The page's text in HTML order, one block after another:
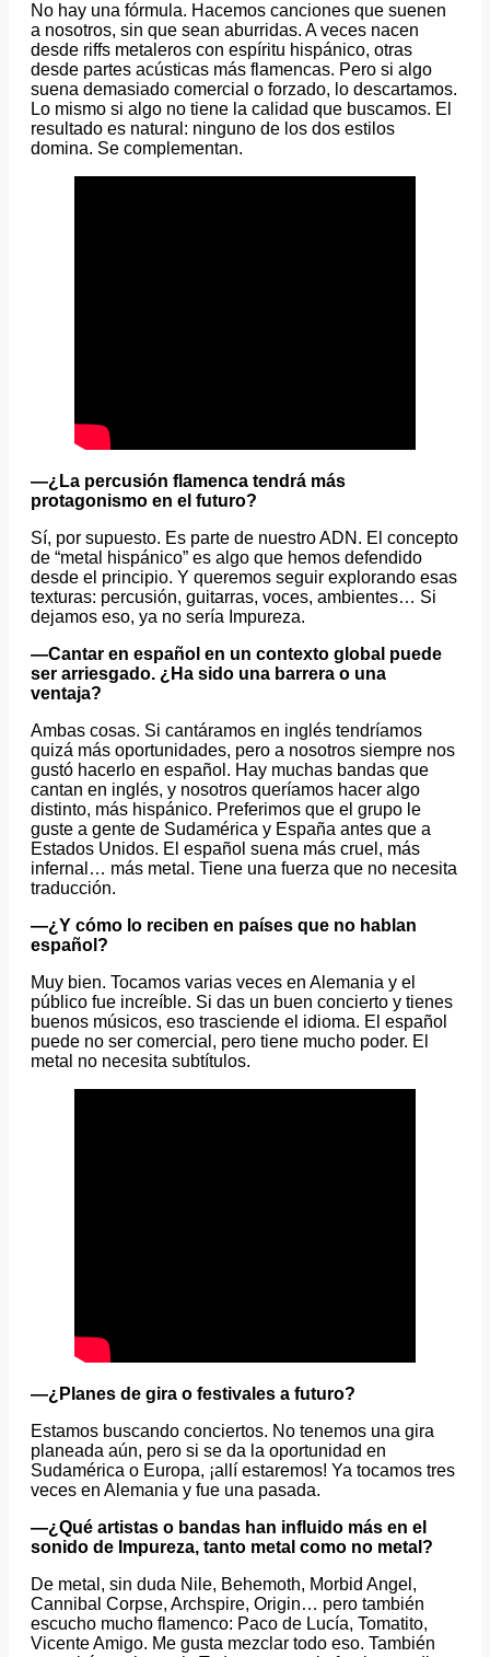
No hay una fórmula. Hacemos canciones que suenen
a nosotros, sin que sean aburridas. A veces nacen
desde riffs metaleros con espíritu hispánico, otras
desde partes acústicas más flamencas. Pero si algo
suena demasiado comercial o forzado, lo descartamos.
Lo mismo si algo no tiene la calidad que buscamos. El
resultado es natural: ninguno de los dos estilos
domina. Se complementan.
—¿La percusión flamenca tendrá más
protagonismo en el futuro?
Sí, por supuesto. Es parte de nuestro ADN. El concepto
de “metal hispánico” es algo que hemos defendido
desde el principio. Y queremos seguir explorando esas
texturas: percusión, guitarras, voces, ambientes… Si
dejamos eso, ya no sería Impureza.
—Cantar en español en un contexto global puede
ser arriesgado. ¿Ha sido una barrera o una
ventaja?
Ambas cosas. Si cantáramos en inglés tendríamos
quizá más oportunidades, pero a nosotros siempre nos
gustó hacerlo en español. Hay muchas bandas que
cantan en inglés, y nosotros queríamos hacer algo
distinto, más hispánico. Preferimos que el grupo le
guste a gente de Sudamérica y España antes que a
Estados Unidos. El español suena más cruel, más
infernal… más metal. Tiene una fuerza que no necesita
traducción.
—¿Y cómo lo reciben en países que no hablan
español?
Muy bien. Tocamos varias veces en Alemania y el
público fue increíble. Si das un buen concierto y tienes
buenos músicos, eso trasciende el idioma. El español
puede no ser comercial, pero tiene mucho poder. El
metal no necesita subtítulos.
—¿Planes de gira o festivales a futuro?
Estamos buscando conciertos. No tenemos una gira
planeada aún, pero si se da la oportunidad en
Sudamérica o Europa, ¡allí estaremos! Ya tocamos tres
veces en Alemania y fue una pasada.
—¿Qué artistas o bandas han influido más en el
sonido de Impureza, tanto metal como no metal?
De metal, sin duda Nile, Behemoth, Morbid Angel,
Cannibal Corpse, Archspire, Origin… pero también
escucho mucho flamenco: Paco de Lucía, Tomatito,
Vicente Amigo. Me gusta mezclar todo eso. También